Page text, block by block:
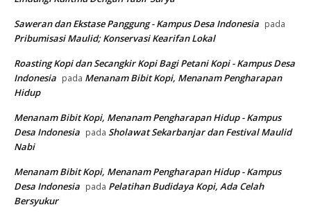
Saweran dan Ekstase Panggung - Kampus Desa Indonesia pada
Pribumisasi Maulid; Konservasi Kearifan Lokal
Roasting Kopi dan Secangkir Kopi Bagi Petani Kopi - Kampus Desa
Indonesia pada Menanam Bibit Kopi, Menanam Pengharapan
Hidup
Menanam Bibit Kopi, Menanam Pengharapan Hidup - Kampus
Desa Indonesia pada Sholawat Sekarbanjar dan Festival Maulid
Nabi
Menanam Bibit Kopi, Menanam Pengharapan Hidup - Kampus
Desa Indonesia pada Pelatihan Budidaya Kopi, Ada Celah
Bersyukur